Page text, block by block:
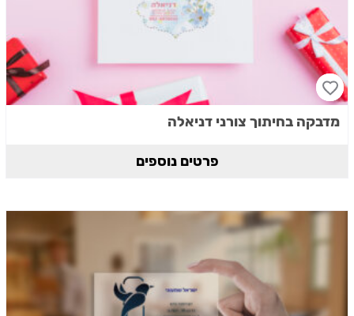
מדבקה בחיתוך צורני דניאלה
פרטים נוספים